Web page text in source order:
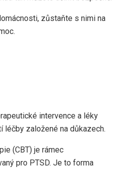
zůstaňte s nimi na
intervence a léky
založené na důkazech.
(CBT) je rámec
pro PTSD. Je to forma